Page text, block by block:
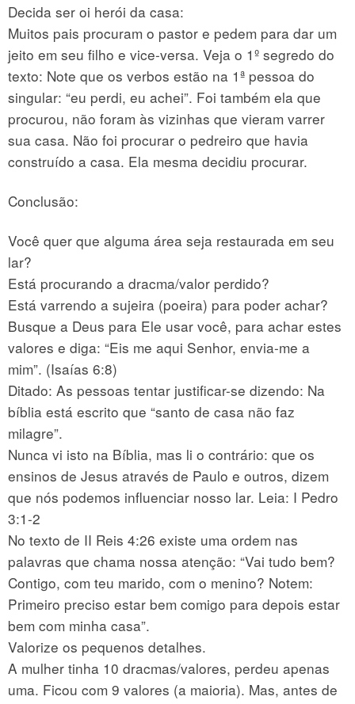
Decida ser oi herói da casa:
Muitos pais procuram o pastor e pedem para dar um
jeito em seu filho e vice-versa. Veja o 1º segredo do
texto: Note que os verbos estão na 1ª pessoa do
singular: “eu perdi, eu achei”. Foi também ela que
procurou, não foram às vizinhas que vieram varrer
sua casa. Não foi procurar o pedreiro que havia
construído a casa. Ela mesma decidiu procurar.
Conclusão:
Você quer que alguma área seja restaurada em seu
lar?
Está procurando a dracma/valor perdido?
Está varrendo a sujeira (poeira) para poder achar?
Busque a Deus para Ele usar você, para achar estes
valores e diga: “Eis me aqui Senhor, envia-me a
mim”. (Isaías 6:8)
Ditado: As pessoas tentar justificar-se dizendo: Na
bíblia está escrito que “santo de casa não faz
milagre”.
Nunca vi isto na Bíblia, mas li o contrário: que os
ensinos de Jesus através de Paulo e outros, dizem
que nós podemos influenciar nosso lar. Leia: I Pedro
3:1-2
No texto de II Reis 4:26 existe uma ordem nas
palavras que chama nossa atenção: “Vai tudo bem?
Contigo, com teu marido, com o menino? Notem:
Primeiro preciso estar bem comigo para depois estar
bem com minha casa”.
Valorize os pequenos detalhes.
A mulher tinha 10 dracmas/valores, perdeu apenas
uma. Ficou com 9 valores (a maioria). Mas, antes de